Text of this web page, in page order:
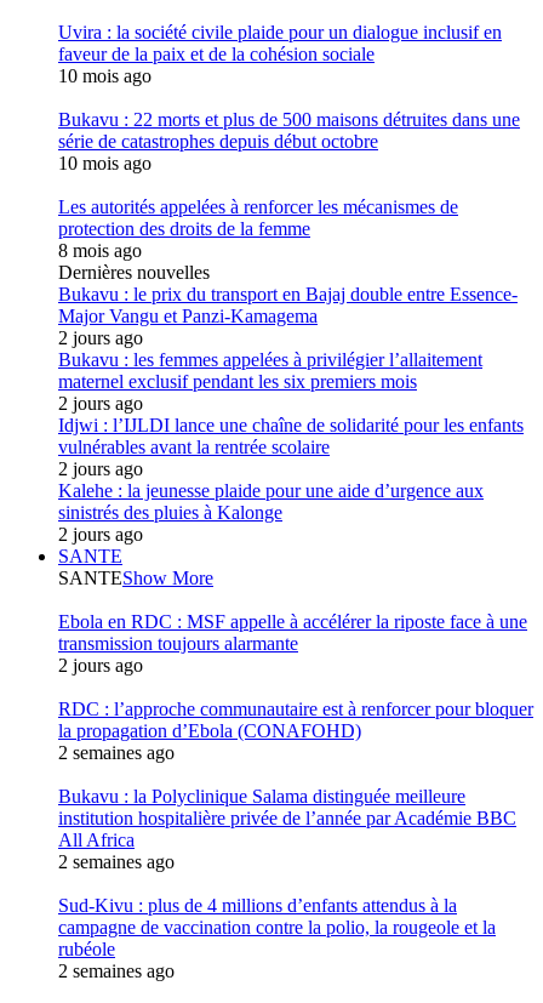
Uvira : la société civile plaide pour un dialogue inclusif en
faveur de la paix et de la cohésion sociale
10 mois ago
Bukavu : 22 morts et plus de 500 maisons détruites dans une
série de catastrophes depuis début octobre
10 mois ago
Les autorités appelées à renforcer les mécanismes de
protection des droits de la femme
8 mois ago
Dernières nouvelles
Bukavu : le prix du transport en Bajaj double entre Essence-
Major Vangu et Panzi-Kamagema
2 jours ago
Bukavu : les femmes appelées à privilégier l’allaitement
maternel exclusif pendant les six premiers mois
2 jours ago
Idjwi : l’IJLDI lance une chaîne de solidarité pour les enfants
vulnérables avant la rentrée scolaire
2 jours ago
Kalehe : la jeunesse plaide pour une aide d’urgence aux
sinistrés des pluies à Kalonge
2 jours ago
SANTE
SANTEShow More
Ebola en RDC : MSF appelle à accélérer la riposte face à une
transmission toujours alarmante
2 jours ago
RDC : l’approche communautaire est à renforcer pour bloquer
la propagation d’Ebola (CONAFOHD)
2 semaines ago
Bukavu : la Polyclinique Salama distinguée meilleure
institution hospitalière privée de l’année par Académie BBC
All Africa
2 semaines ago
Sud-Kivu : plus de 4 millions d’enfants attendus à la
campagne de vaccination contre la polio, la rougeole et la
rubéole
2 semaines ago